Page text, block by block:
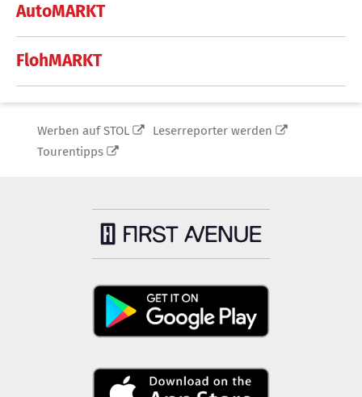
AutoMARKT
FlohMARKT
Werben auf STOL
Leserreporter werden
Tourentipps